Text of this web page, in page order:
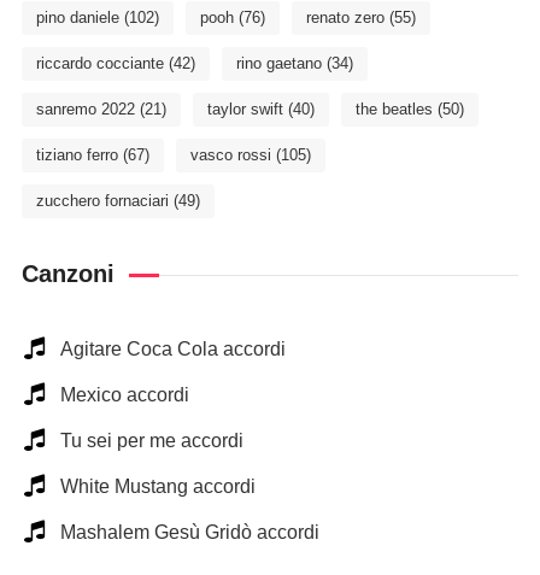
pino daniele(102) pooh(76) renato zero(55)
riccardo cocciante(42) rino gaetano(34)
sanremo 2022(21) taylor swift(40) the beatles (50)
tiziano ferro(67) vasco rossi (105)
zucchero fornaciari (49)
Canzoni
Agitare Coca Cola accordi
Mexico accordi
Tu sei per me accordi
White Mustang accordi
Mashalem Gesù Gridò accordi